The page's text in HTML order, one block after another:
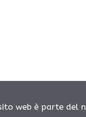
web è parte del